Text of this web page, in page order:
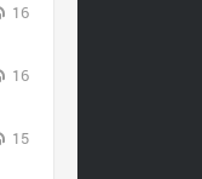
16
16
15